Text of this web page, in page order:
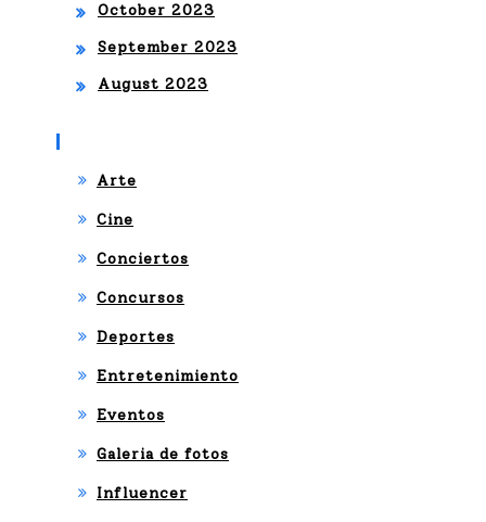
October 2023
September 2023
August 2023
Arte
Cine
Conciertos
Concursos
Deportes
Entretenimiento
Eventos
Galeria de fotos
Influencer